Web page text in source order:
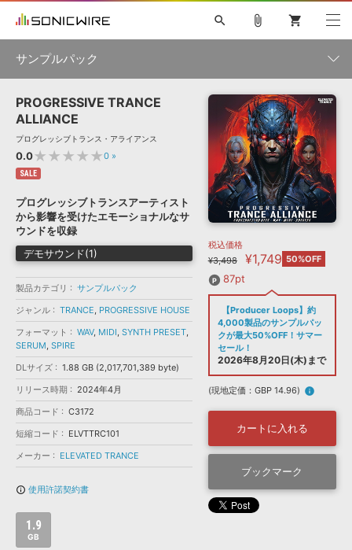
ソフト音源 »
プラグイン・エフェクト »
サンプルパック »
ソフトウェア／ツール »
DAW »
効果音 »
BGM »
キャンペーン »
特集 »
ニュースレター »
SONICWIREブログ »
製品サポート情報 »
DTMガイド »
FAQ »
お問い合わせ »
音楽カード
楽曲配信流通サービス
無償のサウンド管理ソフト
次世代型 ボーカル・エディタ
APS 映像のBGM・セリフを音声分離
SLS
search
初音ミク NT 鏡音リン・レン V4X 巡音ルカ V4X
MEIKO V3
KAITO V3
SPITFIRE AUDIO
VIENNA
EZ DRUMMER 3
ライセンスフリーBGM
ボーカル抜き出し
DUBSTEP
MUTANT
ROUTER.FM
SONOCA
ソフト音源 プラグイン・エフェクト
ソフトウェア／ツール DAW 効果音
attach_file shopping_cart
サンプルパック
製品一覧
ジャンル
メーカー
フォーマット
ランキング
PROGRESSIVE TRANCE
ALLIANCE
プログレッシブトランス・アライアンス
0.0★★★★★0 »
SALE
プログレッシブトランスアーティスト
から影響を受けたエモーショナルなサ
ウンドを収録
デモサウンド(1)
製品カテゴリ
サンプルパック
ジャンル
TRANCE, PROGRESSIVE HOUSE
フォーマット
WAV, MIDI, SYNTH PRESET,
SERUM, SPIRE
DLサイズ
1.88 GB (2,017,701,389 byte)
リリース時期
2024年4月
商品コード
C3172
短縮コード
ELVTTRC101
メーカー
ELEVATED TRANCE
info_outline 使用許諾契約書
1.9
GB
税込価格
¥3,498
¥1,749 50%OFF
87pt
【Producer Loops】約
4,000製品のサンプルパッ
クが最大50%OFF！サマー
セール！
2026年8月20日(木)まで
(現地定価：GBP 14.96) info
カートに入れる
ブックマーク